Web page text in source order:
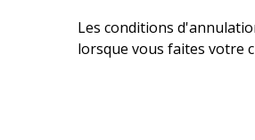
Les conditions
lorsque vous faites votre